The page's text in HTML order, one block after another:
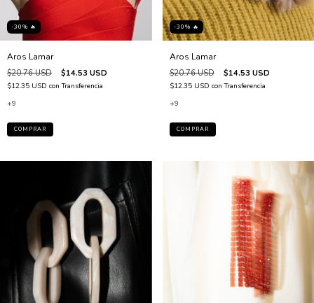
-30% 🔥
Aros Lamar
$20.76 USD $14.53 USD
$12.35 USD con Transferencia
+9
COMPRAR
-30% 🔥
Aros Lamar
$20.76 USD $14.53 USD
$12.35 USD con Transferencia
+9
COMPRAR